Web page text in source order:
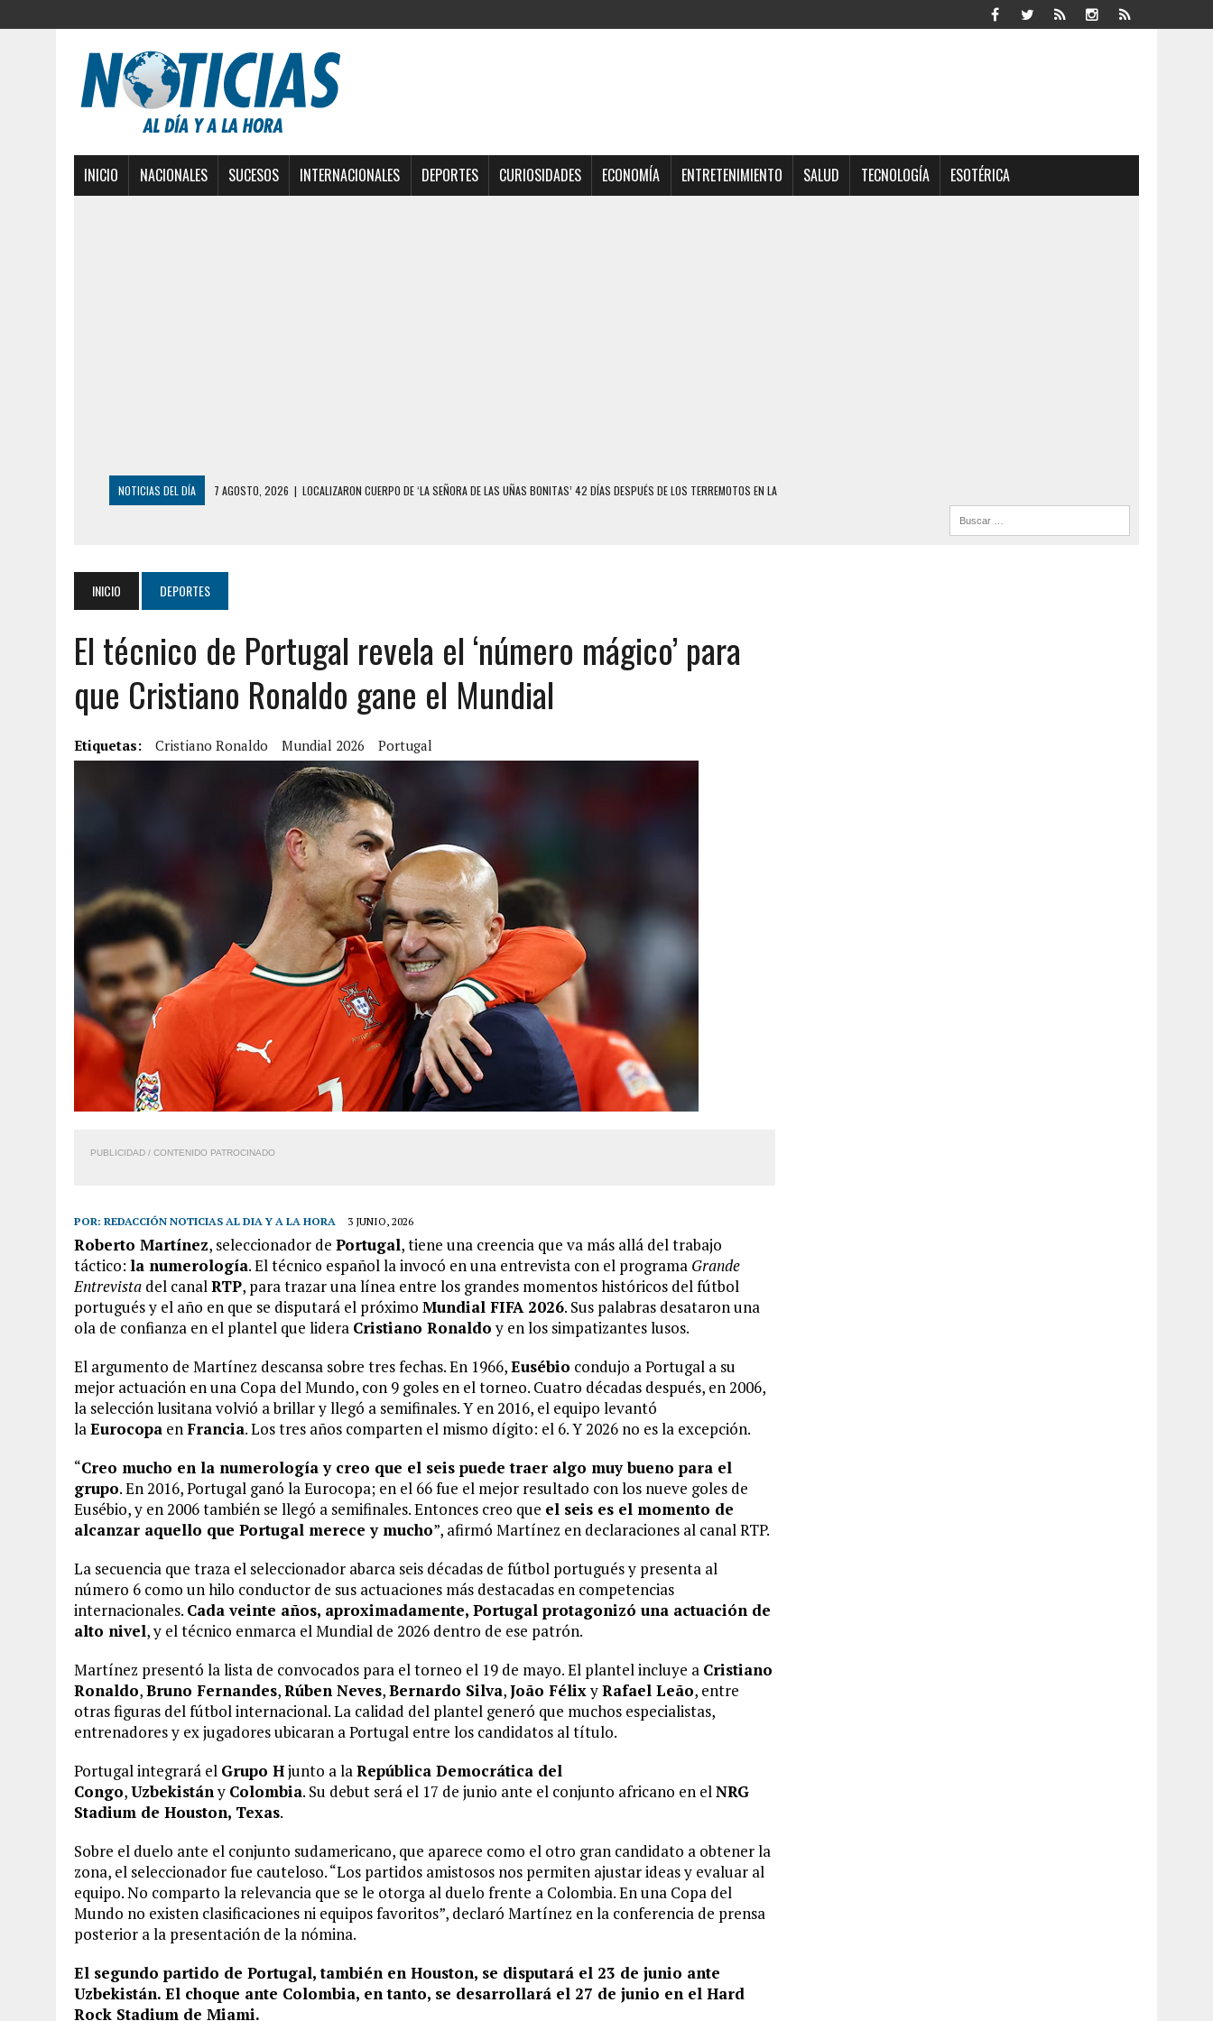
INICIO NACIONALES SUCESOS INTERNACIONALES DEPORTES CURIOSIDADES ECONOMÍA ENTRETENIMIENTO SALUD TECNOLOGÍA ESOTÉRICA
NOTICIAS DEL DÍA 6 AGOSTO, 2026 | MISTERIOSA MUERTE DE MODELO EN MONAGAS: HALLARON EL CUERPO DENTRO DE SU CASA
5 AGOSTO, 2026 | HORROR EN BARINAS: UN HOMBRE INDUJO AL SUICIDIO A UNA ADOLESCENTE DE 13 AÑOS TRAS ABUSAR DE ELLA
3 AGOSTO, 2026
LA INCREÍBLE FORMA EN LA QUE SOBREVIVIÓ UN HOMBRE Y SU FAMILIA TRAS LOS TERREMOTOS: CAYERON DESDE EL PISO NUEVE DEL
EDIFICIO PETUNIA
7 AGOSTO, 2026
| FUGA DE GAS GENERÓ EXPLOSIÓN EN LOCAL COMERCIAL DE CHACAO
7 AGOSTO, 2026 | YARACUY: ASESINARON DOS HOMBRES EL MISMO DÍA EN SECTORES VECINOS
LOCALIZARON CUERPO DE ‘LA SEÑORA DE LAS UÑAS BONITAS’ 42 DÍAS DESPUÉS DE LOS TERREMOTOS EN LA GUAIRA
INICIO DEPORTES
El técnico de Portugal revela el ‘número mágico’ para
que Cristiano Ronaldo gane el Mundial
Etiquetas: Cristiano Ronaldo Mundial 2026 Portugal
PUBLICIDAD / CONTENIDO PATROCINADO
POR: REDACCIÓN NOTICIAS AL DIA Y A LA HORA 3 JUNIO, 2026
Roberto Martínez, seleccionador de Portugal, tiene una creencia que va más allá del trabajo
táctico: la numerología. El técnico español la invocó en una entrevista con el programa Grande
Entrevista del canalRTP, para trazar una línea entre los grandes momentos históricos del fútbol
portugués y el año en que se disputará el próximo Mundial FIFA 2026. Sus palabras desataron una
ola de confianza en el plantel que lidera Cristiano Ronaldoy en los simpatizantes lusos.
El argumento de Martínez descansa sobre tres fechas. En 1966,Eusébio condujo a Portugal a su
mejor actuación en una Copa del Mundo, con 9 goles en el torneo. Cuatro décadas después, en 2006,
la selección lusitana volvió a brillar y llegó a semifinales. Y en 2016, el equipo levantó
laEurocopa enFrancia. Los tres años comparten el mismo dígito: el 6. Y 2026 no es la excepción.
“Creo mucho en la numerología y creo que el seis puede traer algo muy bueno para el
grupo. En 2016, Portugal ganó la Eurocopa; en el 66 fue el mejor resultado con los nueve goles de
Eusébio, y en 2006 también se llegó a semifinales. Entonces creo que el seis es el momento de
alcanzar aquello que Portugal merece y mucho”, afirmó Martínez en declaraciones al canal RTP.
La secuencia que traza el seleccionador abarca seis décadas de fútbol portugués y presenta al
número 6 como un hilo conductor de sus actuaciones más destacadas en competencias
internacionales. Cada veinte años, aproximadamente, Portugal protagonizó una actuación de
alto nivel, y el técnico enmarca el Mundial de 2026 dentro de ese patrón.
Martínez presentó la lista de convocados para el torneo el 19 de mayo. El plantel incluye a Cristiano
Ronaldo,Bruno Fernandes,Rúben Neves,Bernardo Silva,João FélixyRafael Leão, entre
otras figuras del fútbol internacional. La calidad del plantel generó que muchos especialistas,
entrenadores y ex jugadores ubicaran a Portugal entre los candidatos al título.
Portugal integrará el Grupo Hjunto a laRepública Democrática del
Congo,Uzbekistány Colombia. Su debut será el 17 de junio ante el conjunto africano en elNRG
Stadium de Houston, Texas.
Sobre el duelo ante el conjunto sudamericano, que aparece como el otro gran candidato a obtener la
zona, el seleccionador fue cauteloso. “Los partidos amistosos nos permiten ajustar ideas y evaluar al
equipo. No comparto la relevancia que se le otorga al duelo frente a Colombia. En una Copa del
Mundo no existen clasificaciones ni equipos favoritos”, declaró Martínez en la conferencia de prensa
posterior a la presentación de la nómina.
El segundo partido de Portugal, también en Houston, se disputará el 23 de junio ante
Uzbekistán. El choque ante Colombia, en tanto, se desarrollará el 27 de junio en el Hard
Rock Stadium de Miami.